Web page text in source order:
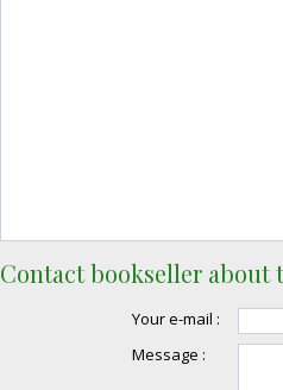
Contact bookseller about
Your e-mail :
Message :